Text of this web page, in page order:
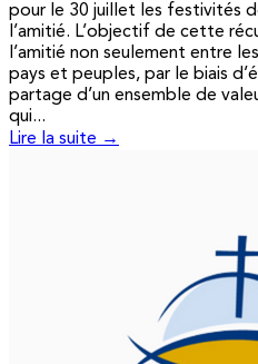
pour le 30 juillet les festivités
l’amitié. L’objectif de cette
l’amitié non seulement entre
pays et peuples, par le biais
partage d’un ensemble de
qui...
Lire la suite →